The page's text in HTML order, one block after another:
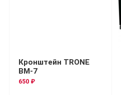
Кронштейн TRONE
BM-7
650 ₽